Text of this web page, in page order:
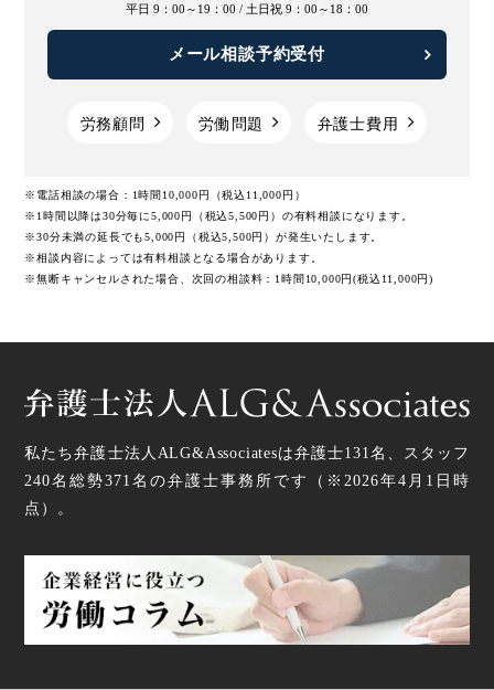
平日 9：00～19：00 / 土日祝 9：00～18：00
メール相談予約受付
労務顧問 労働問題 弁護士費用
※電話相談の場合：1時間10,000円（税込11,000円）
※1時間以降は30分毎に5,000円（税込5,500円）の有料相談になります。
※30分未満の延長でも5,000円（税込5,500円）が発生いたします。
※相談内容によっては有料相談となる場合があります。
※無断キャンセルされた場合、次回の相談料：1時間10,000円(税込11,000円)
私たち弁護士法人ALG&Associatesは弁護士131名、スタッフ
240名総勢371 名の弁護士事務所です（ ※2026年4月1日時
点 ）。